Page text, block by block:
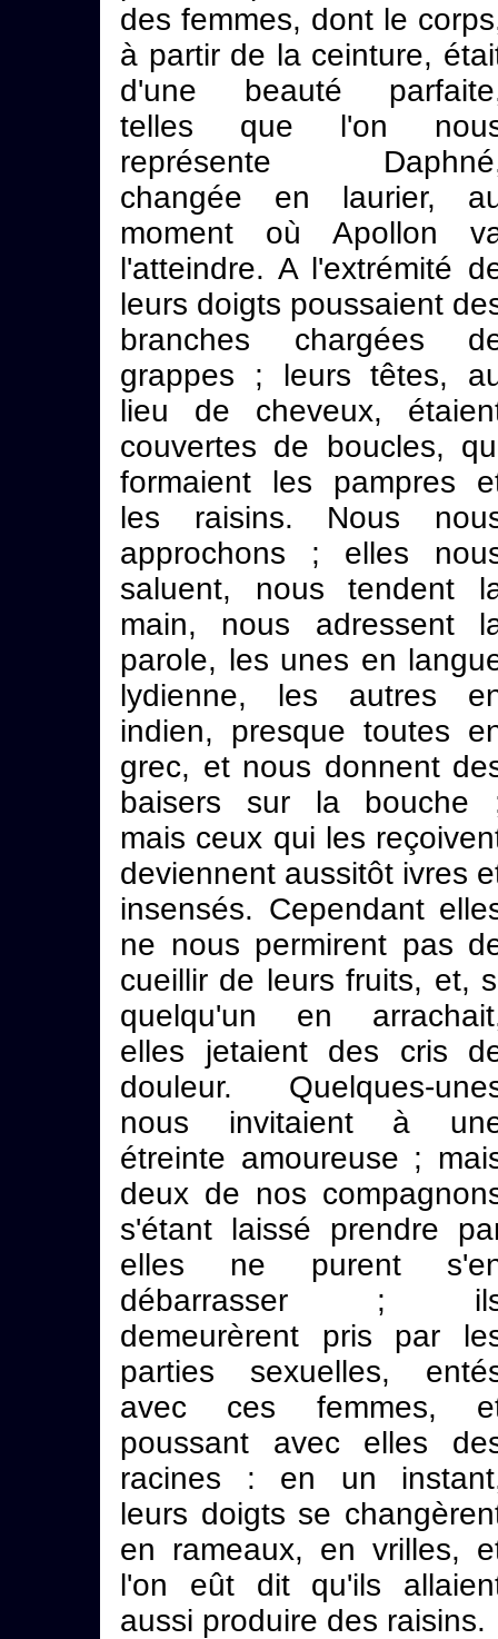
des femmes, dont le
à partir de la ceinture,
d'une beauté
telles que l'on
représente
changée en laurier,
moment où Apollon
l'atteindre. A l'extrémité
leurs doigts poussaient
branches chargées
grappes ; leurs têtes,
lieu de cheveux,
couvertes de boucles,
formaient les pampres
les raisins. Nous
approchons ; elles
saluent, nous tendent
main, nous adressent
parole, les unes en
lydienne, les autres
indien, presque toutes
grec, et nous donnent
baisers sur la bouche
mais ceux qui les
deviennent aussitôt ivres
insensés. Cependant
ne nous permirent pas
cueillir de leurs fruits, et,
quelqu'un en
elles jetaient des cris
douleur. Quelques-
nous invitaient à
étreinte amoureuse ;
deux de nos
s'étant laissé prendre
elles ne purent
débarrasser ;
demeurèrent pris par
parties sexuelles,
avec ces femmes,
poussant avec elles
racines : en un
leurs doigts se
en rameaux, en vrilles,
l'on eût dit qu'ils
aussi produire des raisins.